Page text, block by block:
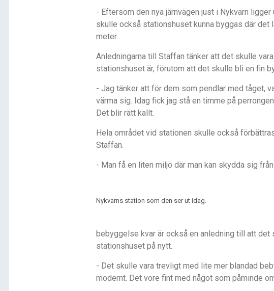
- Eftersom den nya järnvägen just i Nykvarn
skulle också stationshuset kunna byggas där det
meter.
Anledningarna till Staffan tänker att det skulle
stationshuset är, förutom att det skulle bli en fin
- Jag tänker att för dem som pendlar med tåget,
värma sig. Idag fick jag stå en timme på
Det blir rätt kallt.
Hela området vid stationen skulle också
Staffan.
- Man få en liten miljö där man kan skydda sig
Nykvarns station som den ser ut idag.
bebyggelse kvar är också en anledning till att det
stationshuset på nytt.
- Det skulle vara trevligt med lite mer blandad
modernt. Det vore fint med något som påminde